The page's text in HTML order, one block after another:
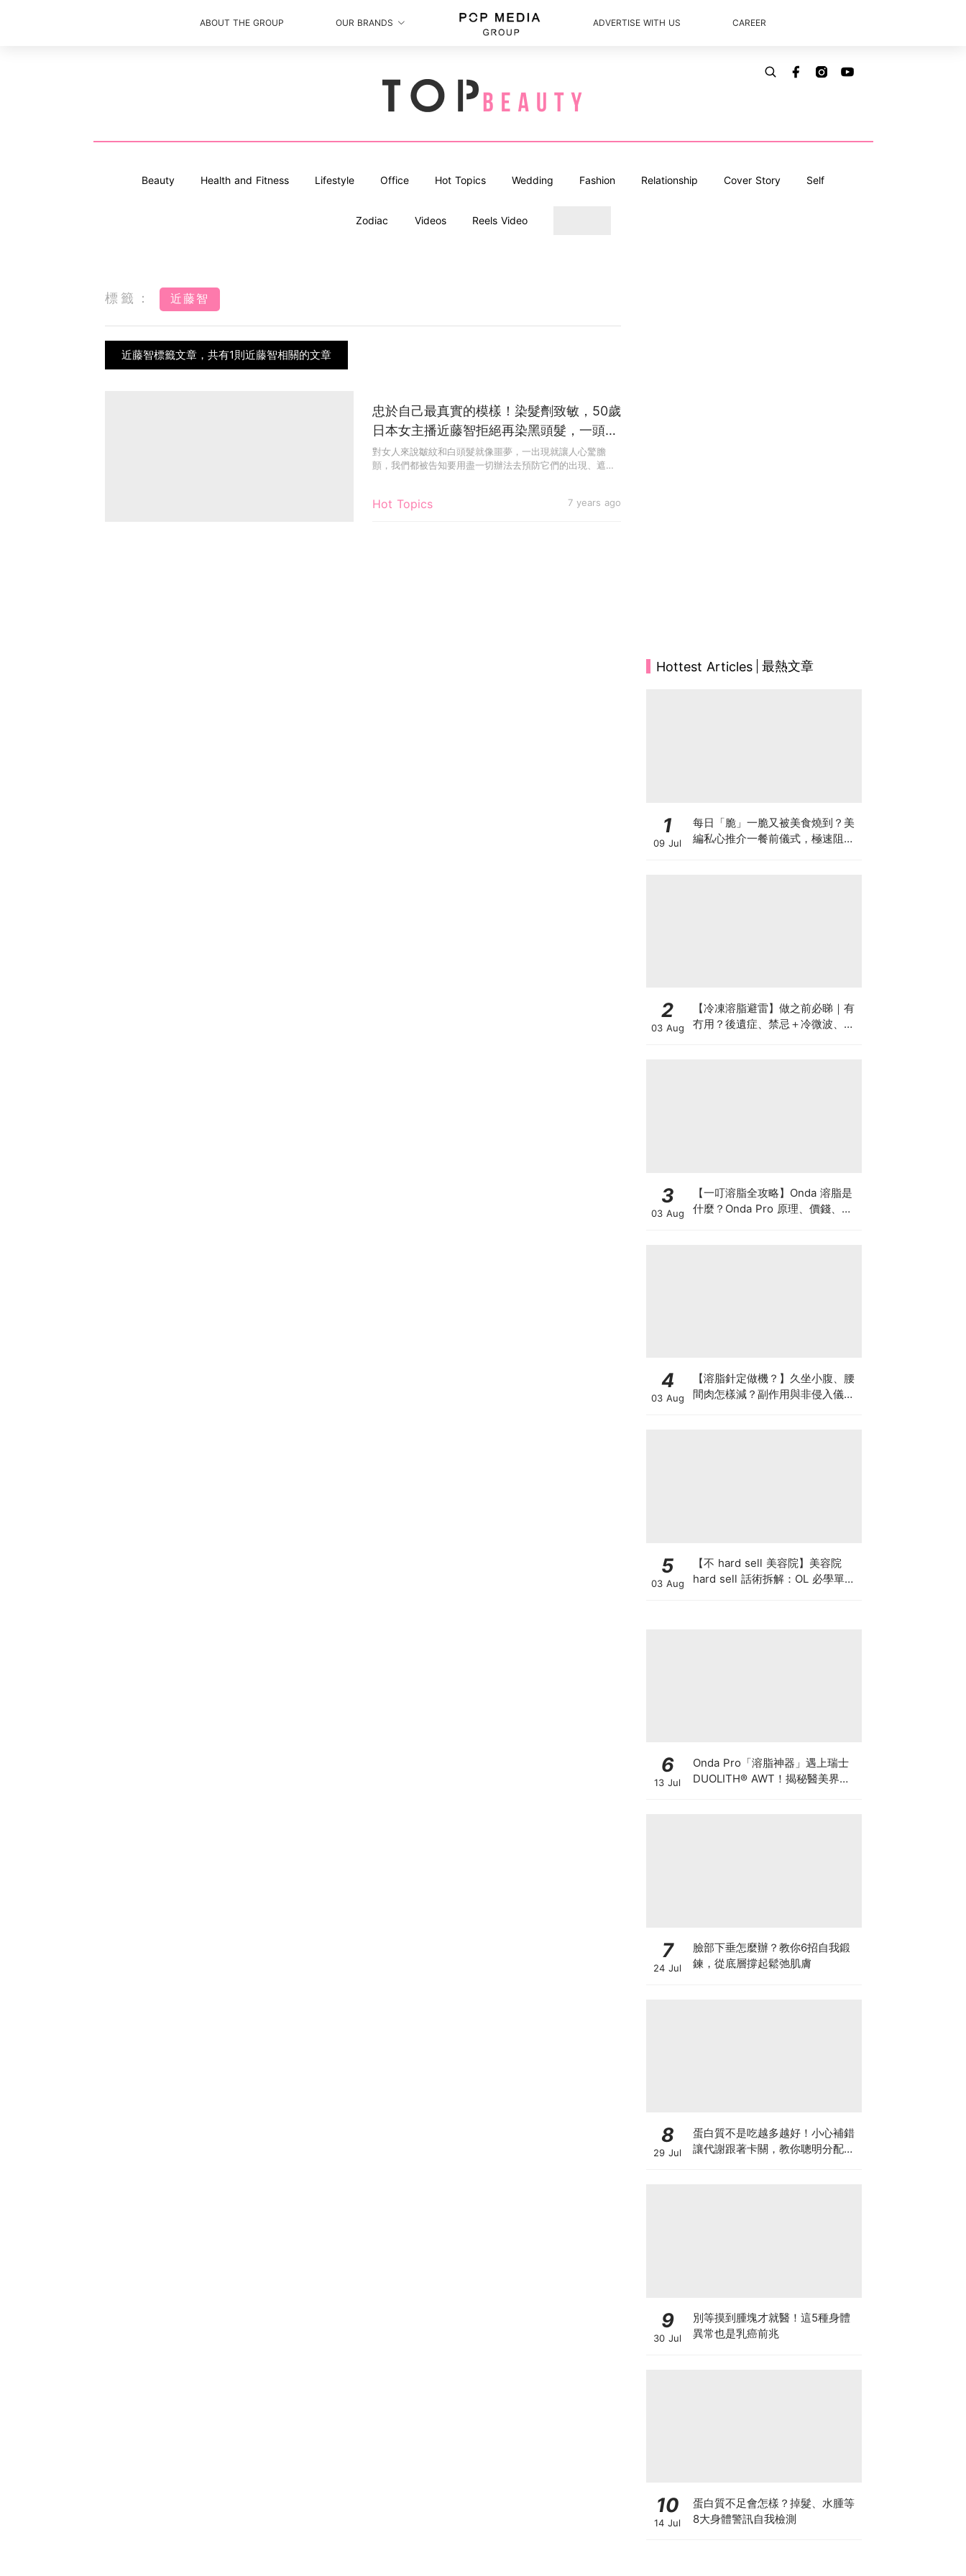
ABOUT THE GROUP OUR BRANDS ADVERTISE WITH US CAREER
Beauty Health and Fitness Lifestyle Office Hot Topics Wedding Fashion Relationship Cover Story Self
Zodiac Videos Reels Video
標籤： 近藤智
近藤智標籤文章，共有1則近藤智相關的文章
Hot Topics 7 years ago
忠於自己最真實的模樣！染髮劑致敏，50歲
日本女主播近藤智拒絕再染黑頭髮，一頭銀
髮也美翻天～！
對女人來說皺紋和白頭髮就像噩夢，一出現就讓人心驚膽
顫，我們都被告知要用盡一切辦法去預防它們的出現、遮掩
Hottest Articles 最熱文章
1
09 Jul
每日「脆」一脆又被美食燒到？美
編私心推介一餐前儀式，極速阻碳
2
03 Aug
【冷凍溶脂避雷】做之前必睇｜有
冇用？後遺症、禁忌＋冷微波、雙
3
03 Aug
【一叮溶脂全攻略】Onda 溶脂是
什麼？Onda Pro 原理、價錢、次
4
03 Aug
【溶脂針定做機？】久坐小腹、腰
間肉怎樣減？副作用與非侵入儀器
5
03 Aug
【不 hard sell 美容院】美容院
hard sell 話術拆解：OL 必學單次
6
13 Jul
Onda Pro「溶脂神器」遇上瑞士
DUOLITH® AWT！揭秘醫美界悄
7
24 Jul
臉部下垂怎麼辦？教你6招自我鍛
鍊，從底層撐起鬆弛肌膚
8
29 Jul
蛋白質不是吃越多越好！小心補錯
讓代謝跟著卡關，教你聰明分配三
9
30 Jul
別等摸到腫塊才就醫！這5種身體
異常也是乳癌前兆
10
14 Jul
蛋白質不足會怎樣？掉髮、水腫等
8大身體警訊自我檢測